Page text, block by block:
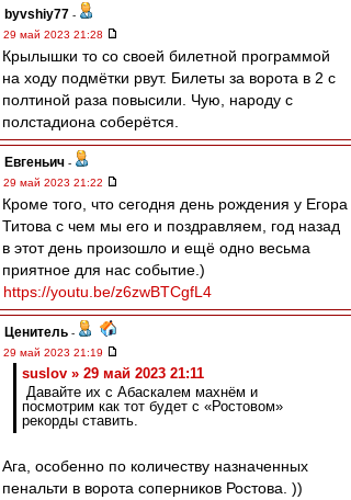
byvshiy77 -
29 май 2023 21:28
Крылышки то со своей билетной программой
на ходу подмётки рвут. Билеты за ворота в 2 с
полтиной раза повысили. Чую, народу с
полстадиона соберётся.
Евгеньич -
29 май 2023 21:22
Кроме того, что сегодня день рождения у Егора
Титова с чем мы его и поздравляем, год назад
в этот день произошло и ещё одно весьма
приятное для нас событие.)
https://youtu.be/z6zwBTCgfL4
Ценитель -
29 май 2023 21:19
suslov » 29 май 2023 21:11
Давайте их с Абаскалем махнём и
посмотрим как тот будет с «Ростовом»
рекорды ставить.
Ага, особенно по количеству назначенных
пенальти в ворота соперников Ростова. ))